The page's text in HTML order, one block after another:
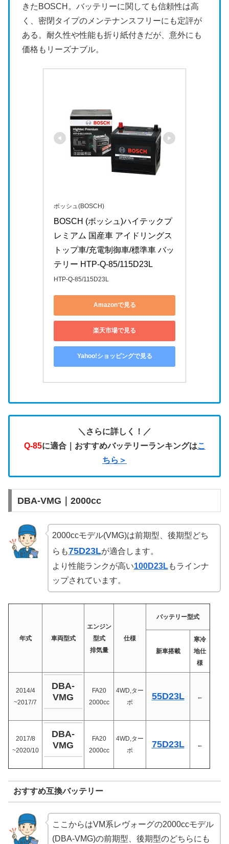
きたBOSCH。バッテリーに関しても信頼性は高
く、密閉タイプのメンテナンスフリーにも定評が
ある。耐久性や性能も折り紙付きだが、意外にも
価格もリーズナブル。
ボッシュ(BOSCH)
BOSCH (ボッシュ)ハイテックプ
レミアム 国産車 アイドリングス
トップ車/充電制御車/標準車 バッ
テリー HTP-Q-85/115D23L
HTP-Q-85/115D23L
Amazonで見る
楽天市場で見る
Yahoo!ショッピングで見る
＼さらに詳しく！／
Q-85に適合｜おすすめバッテリーランキングはこ
ちら＞
DBA-VMG｜2000cc
2000ccモデル(VMG)は前期型、後期型どち
らも75D23Lが適合します。
より性能ランクが高い100D23Lもラインナ
ップされています。
年式 車両型式
エンジン
型式
排気量
仕様
バッテリー型式
新車搭載
寒冷
地仕
様
2014/4
~2017/7
DBA-
VMG
FA20
2000cc
4WD,ター
ボ
55D23L ←
2017/8
~2020/10
DBA-
VMG
FA20
2000cc
4WD,ター
ボ
75D23L ←
おすすめ互換バッテリー
ここからはVM系レヴォーグの2000ccモデル
(DBA-VMG)の前期型、後期型のどちらにも